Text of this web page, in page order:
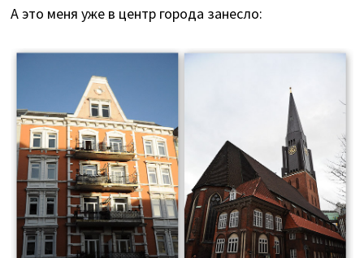
А это меня уже в центр города занесло: